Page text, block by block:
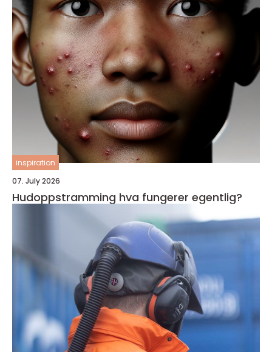
inspiration
07. July 2026
Hudoppstramming hva fungerer egentlig?